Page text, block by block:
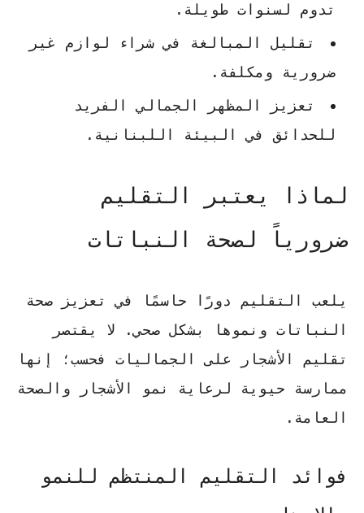
تدوم لسنوات طويلة.
تقليل المبالغة في شراء لوازم غير
ضرورية ومكلفة.
تعزيز المظهر الجمالي الفريد
للحدائق في البيئة اللبنانية.
لماذا يعتبر التقليم
ضرورياً لصحة النباتات
يلعب التقليم دورًا حاسمًا في تعزيز صحة
النباتات ونموها بشكل صحي. لا يقتصر
تقليم الأشجار
على الجماليات فحسب؛ إنها
ممارسة حيوية لرعاية نمو الأشجار والصحة
العامة.
فوائد التقليم المنتظم للنمو